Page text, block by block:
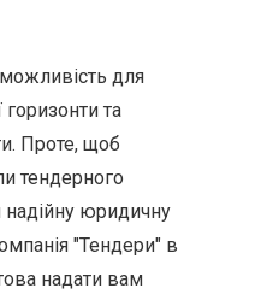
для
та
Проте, щоб
тендерного
юридичну
"Тендери" в
надати вам